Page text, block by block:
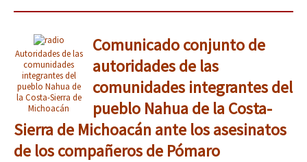
Autoridades de las
comunidades
integrantes del
pueblo Nahua de
la Costa-Sierra de
Michoacán
Comunicado conjunto de
autoridades de las
comunidades integrantes del
pueblo Nahua de la Costa-
Sierra de Michoacán ante los asesinatos
de los compañeros de Pómaro